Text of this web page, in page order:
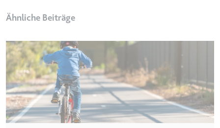
Ablauf:
3 Monate
_gcl_ls
Anbieter:
www.googletagmanager.com
Zweck:
Verfolgt die Konversionsrate
zwischen dem Nutzer und den
Werbebannern auf der Website -
Ähnliche Beiträge